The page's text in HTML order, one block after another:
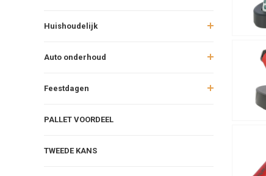
Huishoudelijk
Auto onderhoud
Feestdagen
PALLET VOORDEEL
TWEEDE KANS